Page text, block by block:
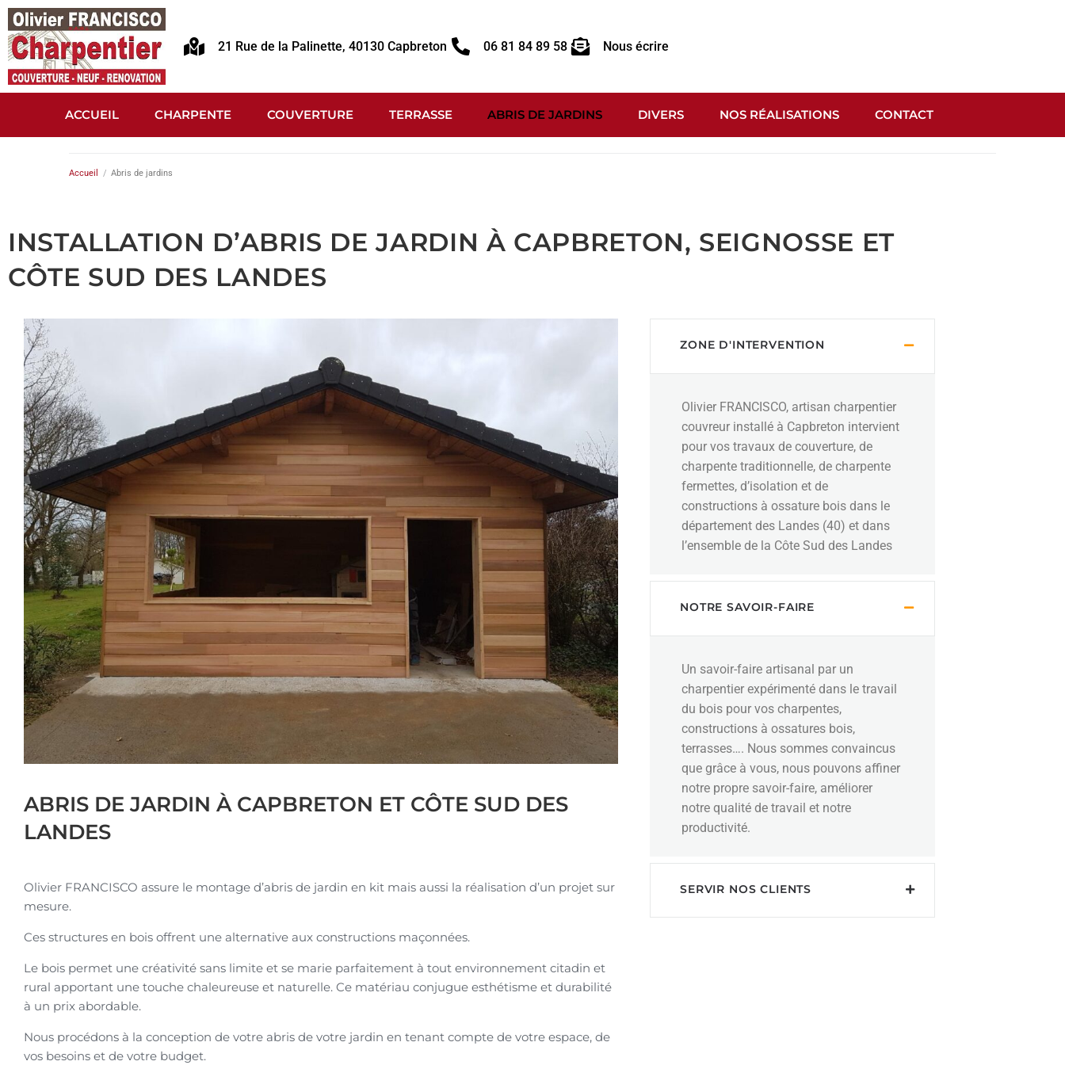
21 Rue de la Palinette, 40130 Capbreton 06 81 84 89 58 Nous écrire
ACCUEIL CHARPENTE COUVERTURE TERRASSE ABRIS DE JARDINS DIVERS NOS RÉALISATIONS CONTACT
Accueil / Abris de jardins
INSTALLATION D’ABRIS DE JARDIN À CAPBRETON, SEIGNOSSE ET
CÔTE SUD DES LANDES
ABRIS DE JARDIN À CAPBRETON ET CÔTE SUD DES
LANDES
Olivier FRANCISCO assure le montage d’abris de jardin en kit mais aussi la réalisation d’un projet sur
mesure.
Ces structures en bois offrent une alternative aux constructions maçonnées.
Le bois permet une créativité sans limite et se marie parfaitement à tout environnement citadin et
rural apportant une touche chaleureuse et naturelle. Ce matériau conjugue esthétisme et durabilité
à un prix abordable.
Nous procédons à la conception de votre abris de votre jardin en tenant compte de votre espace, de
vos besoins et de votre budget.
ZONE D'INTERVENTION
Olivier FRANCISCO, artisan charpentier
couvreur installé à Capbreton intervient
pour vos travaux de couverture, de
charpente traditionnelle, de charpente
fermettes, d’isolation et de
constructions à ossature bois dans le
département des Landes (40) et dans
l’ensemble de la Côte Sud des Landes
NOTRE SAVOIR-FAIRE
Un savoir-faire artisanal par un
charpentier expérimenté dans le travail
du bois pour vos charpentes,
constructions à ossatures bois,
terrasses…. Nous sommes convaincus
que grâce à vous, nous pouvons affiner
notre propre savoir-faire, améliorer
notre qualité de travail et notre
productivité.
SERVIR NOS CLIENTS